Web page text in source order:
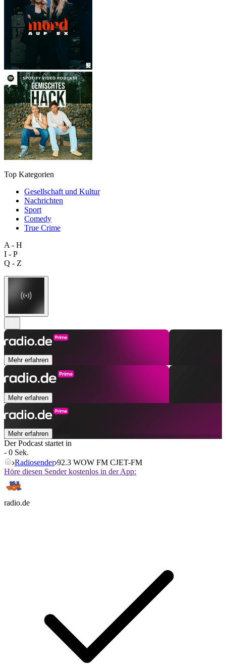
Top Kategorien
Gesellschaft und Kultur
Nachrichten
Sport
Comedy
True Crime
A - H
I - P
Q - Z
Mehr erfahren
Mehr erfahren
Mehr erfahren
Der Podcast startet in
- 0 Sek.
Radiosender 92.3 WOW FM CJET-FM
Höre diesen Sender kostenlos in der App:
radio.de